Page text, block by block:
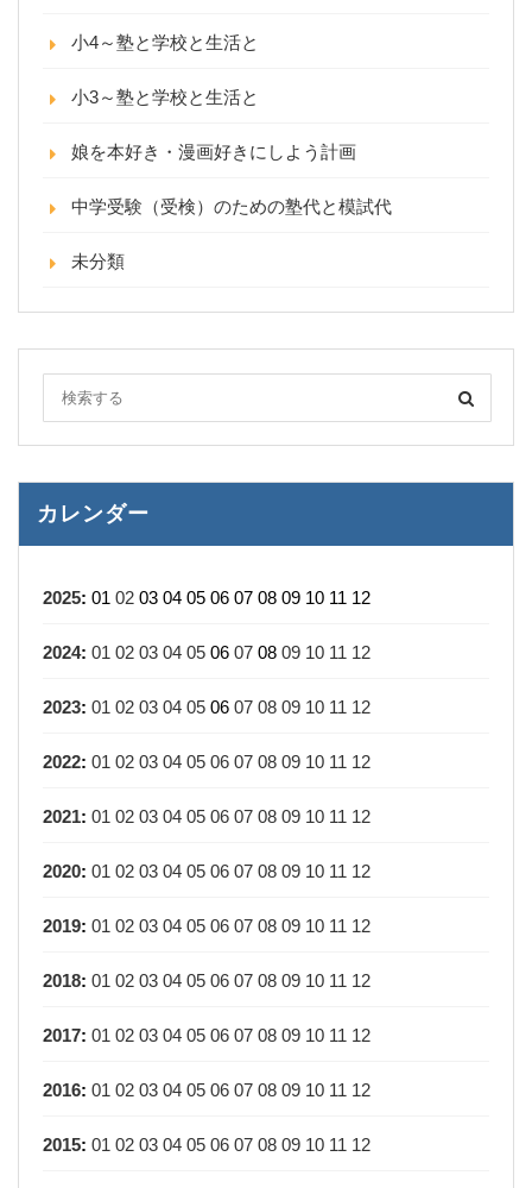
小4～塾と学校と生活と
小3～塾と学校と生活と
娘を本好き・漫画好きにしよう計画
中学受験（受検）のための塾代と模試代
未分類
カレンダー
2025: 01 02 03 04 05 06 07 08 09 10 11 12
2024: 01 02 03 04 05 06 07 08 09 10 11 12
2023: 01 02 03 04 05 06 07 08 09 10 11 12
2022: 01 02 03 04 05 06 07 08 09 10 11 12
2021: 01 02 03 04 05 06 07 08 09 10 11 12
2020: 01 02 03 04 05 06 07 08 09 10 11 12
2019: 01 02 03 04 05 06 07 08 09 10 11 12
2018: 01 02 03 04 05 06 07 08 09 10 11 12
2017: 01 02 03 04 05 06 07 08 09 10 11 12
2016: 01 02 03 04 05 06 07 08 09 10 11 12
2015: 01 02 03 04 05 06 07 08 09 10 11 12